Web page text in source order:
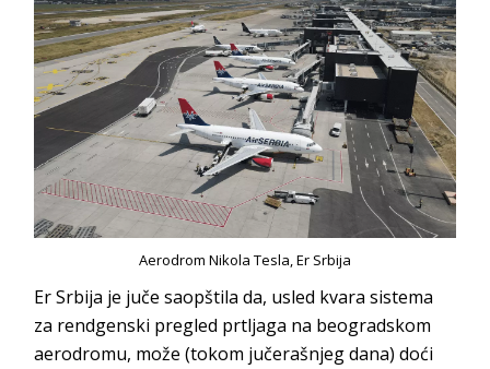
Aerodrom Nikola Tesla, Er Srbija
Er Srbija je juče saopštila da, usled kvara sistema
za rendgenski pregled prtljaga na beogradskom
aerodromu, može (tokom jučerašnjeg dana) doći